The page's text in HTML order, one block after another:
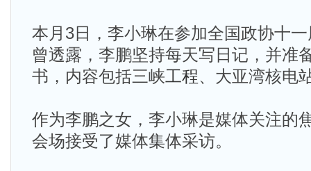
本月3日，李小琳在参加全国政协十
曾透露，李鹏坚持每天写日记，并准
书，内容包括三峡工程、大亚湾核电
作为李鹏之女，李小琳是媒体关注的
会场接受了媒体集体采访。